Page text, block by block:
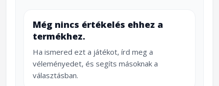
Még nincs értékelés ehhez a
termékhez.
Ha ismered ezt a játékot, írd meg a
véleményedet, és segíts másoknak a
választásban.